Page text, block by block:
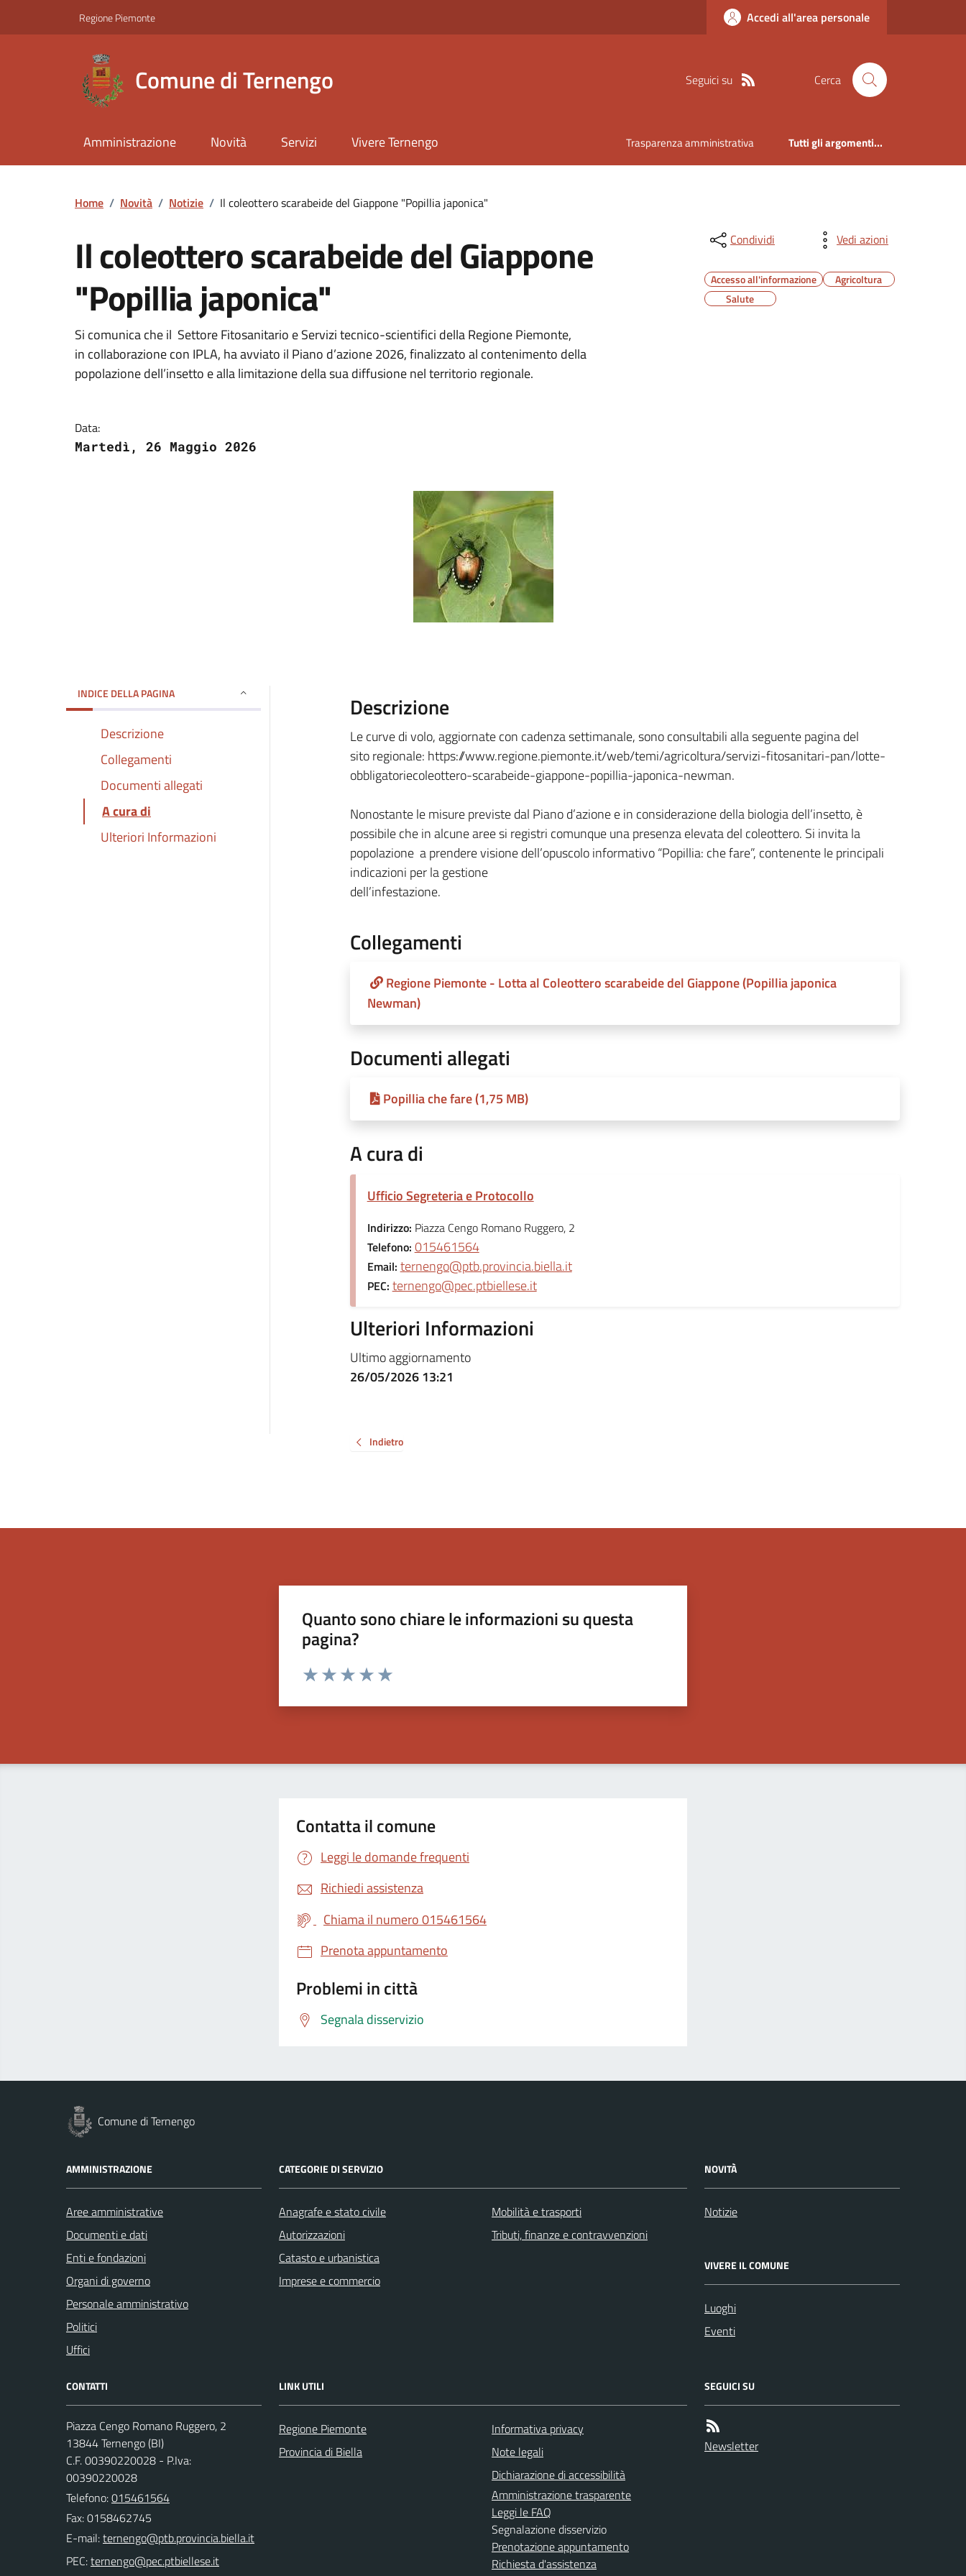
Regione Piemonte Accedi all'area personale
Comune di Ternengo Seguici su Cerca
Amministrazione Novità Servizi Vivere Ternengo Trasparenza amministrativa Tutti gli argomenti...
Home / Novità / Notizie / Il coleottero scarabeide del Giappone "Popillia japonica"
Il coleottero scarabeide del Giappone
"Popillia japonica"
Si comunica che il Settore Fitosanitario e Servizi tecnico-scientifici della Regione Piemonte,
in collaborazione con IPLA, ha avviato il Piano d’azione 2026, finalizzato al contenimento della
popolazione dell’insetto e alla limitazione della sua diffusione nel territorio regionale.
Data:
Martedì, 26 Maggio 2026
Condividi Vedi azioni
Accesso all'informazione
Agricoltura
Salute
INDICE DELLA PAGINA
Descrizione
Collegamenti
Documenti allegati
A cura di
Ulteriori Informazioni
Descrizione
Le curve di volo, aggiornate con cadenza settimanale, sono consultabili alla seguente pagina del
sito regionale: https://www.regione.piemonte.it/web/temi/agricoltura/servizi-fitosanitari-pan/lotte-
obbligatoriecoleottero-scarabeide-giappone-popillia-japonica-newman.
Nonostante le misure previste dal Piano d’azione e in considerazione della biologia dell’insetto, è
possibile che in alcune aree si registri comunque una presenza elevata del coleottero. Si invita la
popolazione a prendere visione dell’opuscolo informativo “Popillia: che fare”, contenente le principali
indicazioni per la gestione
dell’infestazione.
Collegamenti
Regione Piemonte - Lotta al Coleottero scarabeide del Giappone (Popillia japonica
Newman)
Documenti allegati
Popillia che fare (1,75 MB)
A cura di
Ufficio Segreteria e Protocollo
Indirizzo: Piazza Cengo Romano Ruggero, 2
Telefono: 015461564
Email: ternengo@ptb.provincia.biella.it
PEC: ternengo@pec.ptbiellese.it
Ulteriori Informazioni
Ultimo aggiornamento
26/05/2026 13:21
Indietro
Quanto sono chiare le informazioni su questa
pagina?
Valuta da 1 a 5 stelle la pagina
Contatta il comune
Leggi le domande frequenti
Richiedi assistenza
Chiama il numero 015461564
Prenota appuntamento
Problemi in città
Segnala disservizio
Comune di Ternengo
AMMINISTRAZIONE
Aree amministrative
Documenti e dati
Enti e fondazioni
Organi di governo
Personale amministrativo
Politici
Uffici
CATEGORIE DI SERVIZIO
Anagrafe e stato civile
Autorizzazioni
Catasto e urbanistica
Imprese e commercio
Mobilità e trasporti
Tributi, finanze e contravvenzioni
NOVITÀ
Notizie
VIVERE IL COMUNE
Luoghi
Eventi
CONTATTI
Piazza Cengo Romano Ruggero, 2
13844 Ternengo (BI)
C.F. 00390220028 - P.Iva:
00390220028
Telefono:015461564
Fax: 0158462745
E-mail:
PEC:
LINK UTILI
Regione Piemonte
Provincia di Biella
Informativa privacy
Note legali
Dichiarazione di accessibilità
Amministrazione trasparente
Leggi le FAQ
Segnalazione disservizio
Prenotazione appuntamento
Richiesta d'assistenza
SEGUICI SU
Newsletter